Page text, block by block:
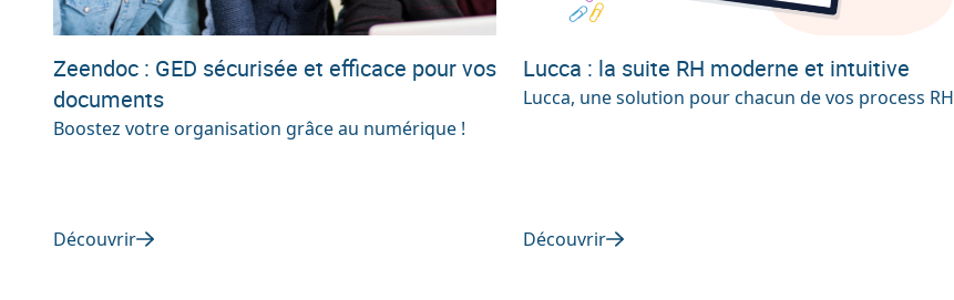
Zeendoc : GED sécurisée et efficace pour vos
documents
Boostez votre organisation grâce au numérique !
Découvrir
Lucca : la suite RH moderne et intuitive
Lucca, une solution pour chacun de vos process RH
Découvrir